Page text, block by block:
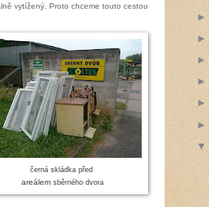
vytížený. Proto chceme touto cestou
černá skládka před
areálem sběrného dvora
►
►
►
►
►
►
▼